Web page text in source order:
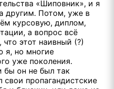
«Шиповник», и я
другим. Потом, уже в
курсовую, диплом,
а вопрос всё
этот наивный (?)
я, но многие
уже поколения.
бы он не был так
свои пропагандистские